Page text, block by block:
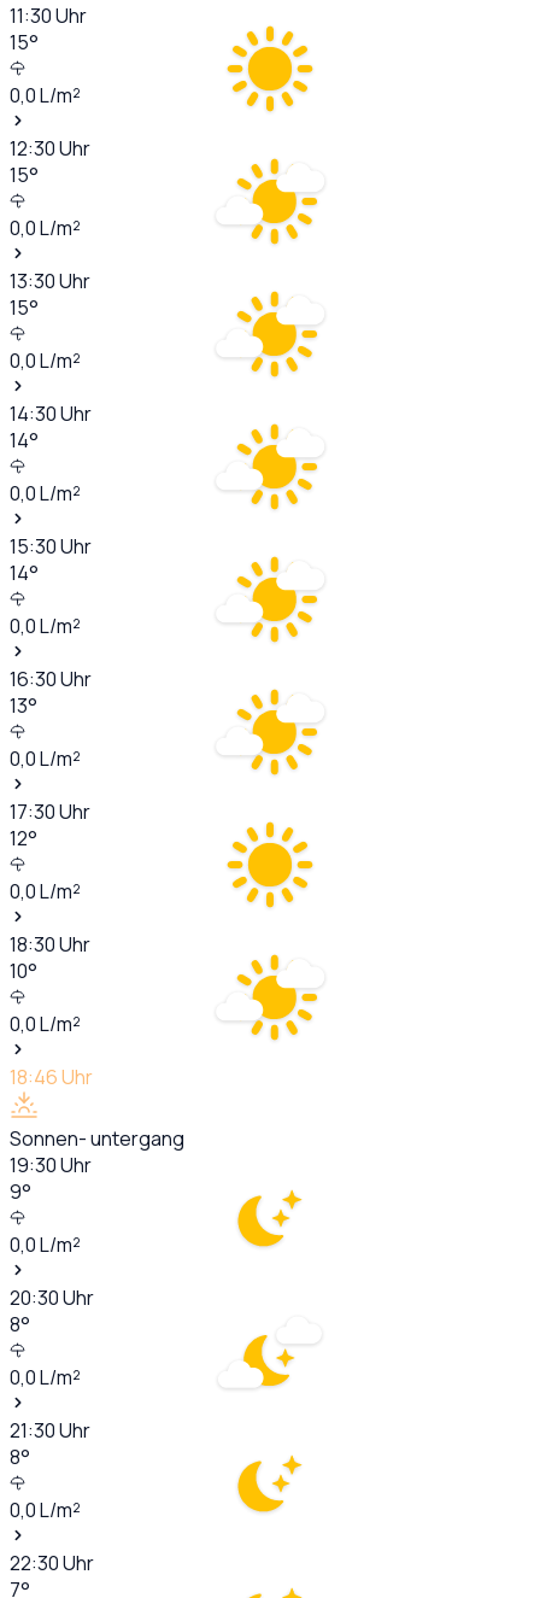
11:30Uhr
15°
0,0L/m²
12:30Uhr
15°
0,0L/m²
13:30Uhr
15°
0,0L/m²
14:30Uhr
14°
0,0L/m²
15:30Uhr
14°
0,0L/m²
16:30Uhr
13°
0,0L/m²
17:30Uhr
12°
0,0L/m²
18:30Uhr
10°
0,0L/m²
18:46Uhr
Sonnen- untergang
19:30Uhr
9°
0,0L/m²
20:30Uhr
8°
0,0L/m²
21:30Uhr
8°
0,0L/m²
22:30Uhr
7°